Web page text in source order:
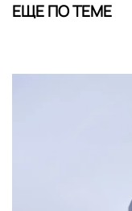
ЕЩЕ ПО ТЕМЕ